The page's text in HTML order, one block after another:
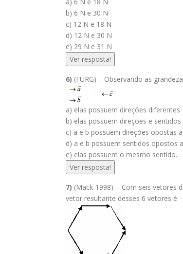
b) 6 N e 30 N
c) 12 N e 18 N
d) 12 N e 30 N
e) 29 N e 31 N
Ver resposta!
6) (FURG) – Observando as
a) elas possuem direções diferentes
b) elas possuem direções e
c) a e b possuem direções opostas
d) a e b possuem sentidos opostos
e) elas possuem o mesmo sentido.
Ver resposta!
7) (Mack-1998) – Com seis vetores
vetor resultante desses 6 vetores é